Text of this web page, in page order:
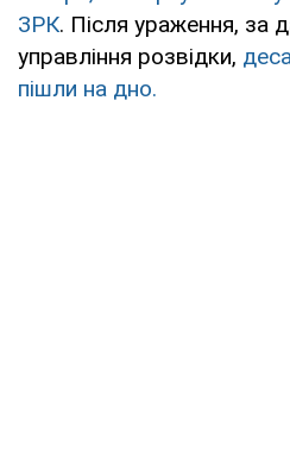
ЗРК. Після ураження, за
управління розвідки,
пішли на дно.